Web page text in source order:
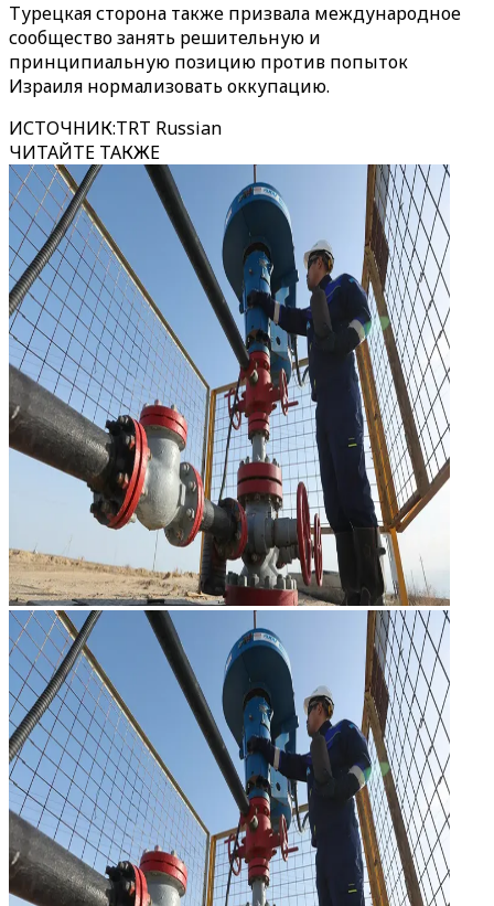
Турецкая сторона также призвала международное
сообщество занять решительную и
принципиальную позицию против попыток
Израиля нормализовать оккупацию.
ИСТОЧНИК:TRT Russian
ЧИТАЙТЕ ТАКЖЕ